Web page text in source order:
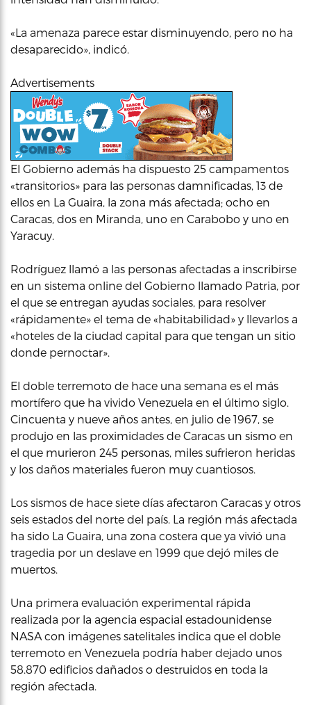
«La amenaza parece estar disminuyendo, pero no ha
desaparecido», indicó.
Advertisements
El Gobierno además ha dispuesto 25 campamentos
«transitorios» para las personas damnificadas, 13 de
ellos en La Guaira, la zona más afectada; ocho en
Caracas, dos en Miranda, uno en Carabobo y uno en
Yaracuy.
Rodríguez llamó a las personas afectadas a inscribirse
en un sistema online del Gobierno llamado Patria, por
el que se entregan ayudas sociales, para resolver
«rápidamente» el tema de «habitabilidad» y llevarlos a
«hoteles de la ciudad capital para que tengan un sitio
donde pernoctar».
El doble terremoto de hace una semana es el más
mortífero que ha vivido Venezuela en el último siglo.
Cincuenta y nueve años antes, en julio de 1967, se
produjo en las proximidades de Caracas un sismo en
el que murieron 245 personas, miles sufrieron heridas
y los daños materiales fueron muy cuantiosos.
Los sismos de hace siete días afectaron Caracas y otros
seis estados del norte del país. La región más afectada
ha sido La Guaira, una zona costera que ya vivió una
tragedia por un deslave en 1999 que dejó miles de
muertos.
Una primera evaluación experimental rápida
realizada por la agencia espacial estadounidense
NASA con imágenes satelitales indica que el doble
terremoto en Venezuela podría haber dejado unos
58.870 edificios dañados o destruidos en toda la
región afectada.